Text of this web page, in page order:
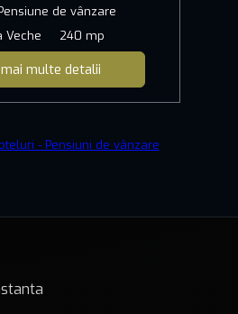
de vânzare
Veche
240 mp
multe detalii
- Pensiuni de vânzare